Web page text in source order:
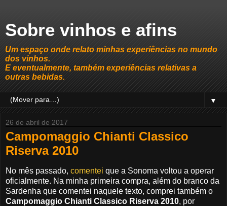
Sobre vinhos e afins
Um espaço onde relato minhas experiências no mundo
dos vinhos.
E eventualmente, também experiências relativas a
outras bebidas.
▼
26 de abril de 2017
Campomaggio Chianti Classico
Riserva 2010
No mês passado, comentei que a Sonoma voltou a operar
oficialmente. Na minha primeira compra, além do branco da
Sardenha que comentei naquele texto, comprei também o
Campomaggio Chianti Classico Riserva 2010, por